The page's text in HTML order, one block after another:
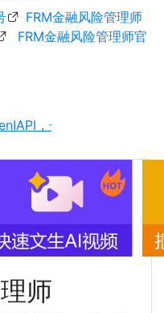
FRM金融风险管理师
FRM金融风险管理师官
站式大模型API聚合平台
师